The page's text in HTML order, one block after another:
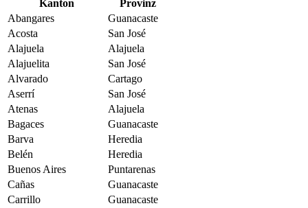
Kanton
Provinz
Abangares
Guanacaste
Acosta
San José
Alajuela
Alajuela
Alajuelita
San José
Alvarado
Cartago
Aserrí
San José
Atenas
Alajuela
Bagaces
Guanacaste
Barva
Heredia
Belén
Heredia
Buenos Aires
Puntarenas
Cañas
Guanacaste
Carrillo
Guanacaste